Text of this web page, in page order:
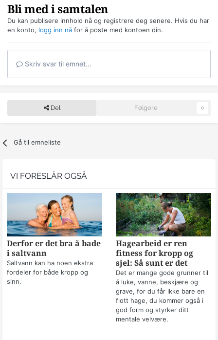
Bli med i samtalen
Du kan publisere innhold nå og registrere deg senere. Hvis du har
en konto, logg inn nå for å poste med kontoen din.
Skriv svar til emnet...
Del Følgere 0
Gå til emneliste
VI FORESLÅR OGSÅ
Derfor er det bra å bade
i saltvann
Saltvann kan ha noen ekstra
fordeler for både kropp og
sinn.
Hagearbeid er ren
fitness for kropp og
sjel: Så sunt er det
Det er mange gode grunner til
å luke, vanne, beskjære og
grave, for du får ikke bare en
flott hage, du kommer også i
god form og styrker ditt
mentale velvære.